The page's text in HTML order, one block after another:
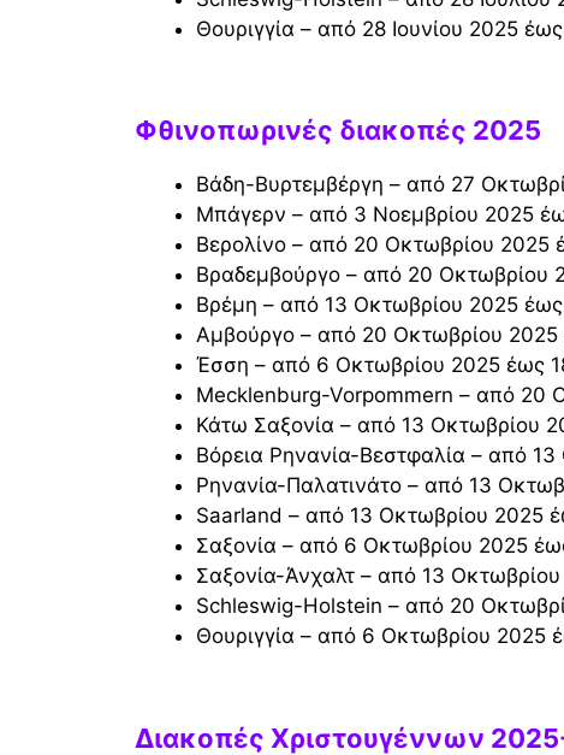
Θουριγγία – από 28 Ιουνίου 2025
Φθινοπωρινές διακοπές 2025
Βάδη-Βυρτεμβέργη – από 27
Μπάγερν – από 3 Νοεμβρίου 2025
Βερολίνο – από 20 Οκτωβρίου 2025
Βραδεμβούργο – από 20 Οκτωβρίου
Βρέμη – από 13 Οκτωβρίου 2025
Αμβούργο – από 20 Οκτωβρίου
Έσση – από 6 Οκτωβρίου 2025 έως
Mecklenburg-Vorpommern – από
Κάτω Σαξονία – από 13 Οκτωβρίου
Βόρεια Ρηνανία-Βεστφαλία – από
Ρηνανία-Παλατινάτο – από 13
Saarland – από 13 Οκτωβρίου 2025
Σαξονία – από 6 Οκτωβρίου 2025
Σαξονία-Άνχαλτ – από 13
Schleswig-Holstein – από 20
Θουριγγία – από 6 Οκτωβρίου
Διακοπές Χριστουγέννων